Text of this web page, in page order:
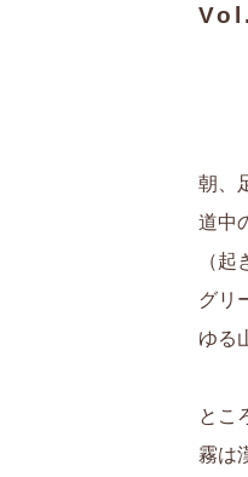
朝、
道中
（
グリ
ゆる
とこ
霧は